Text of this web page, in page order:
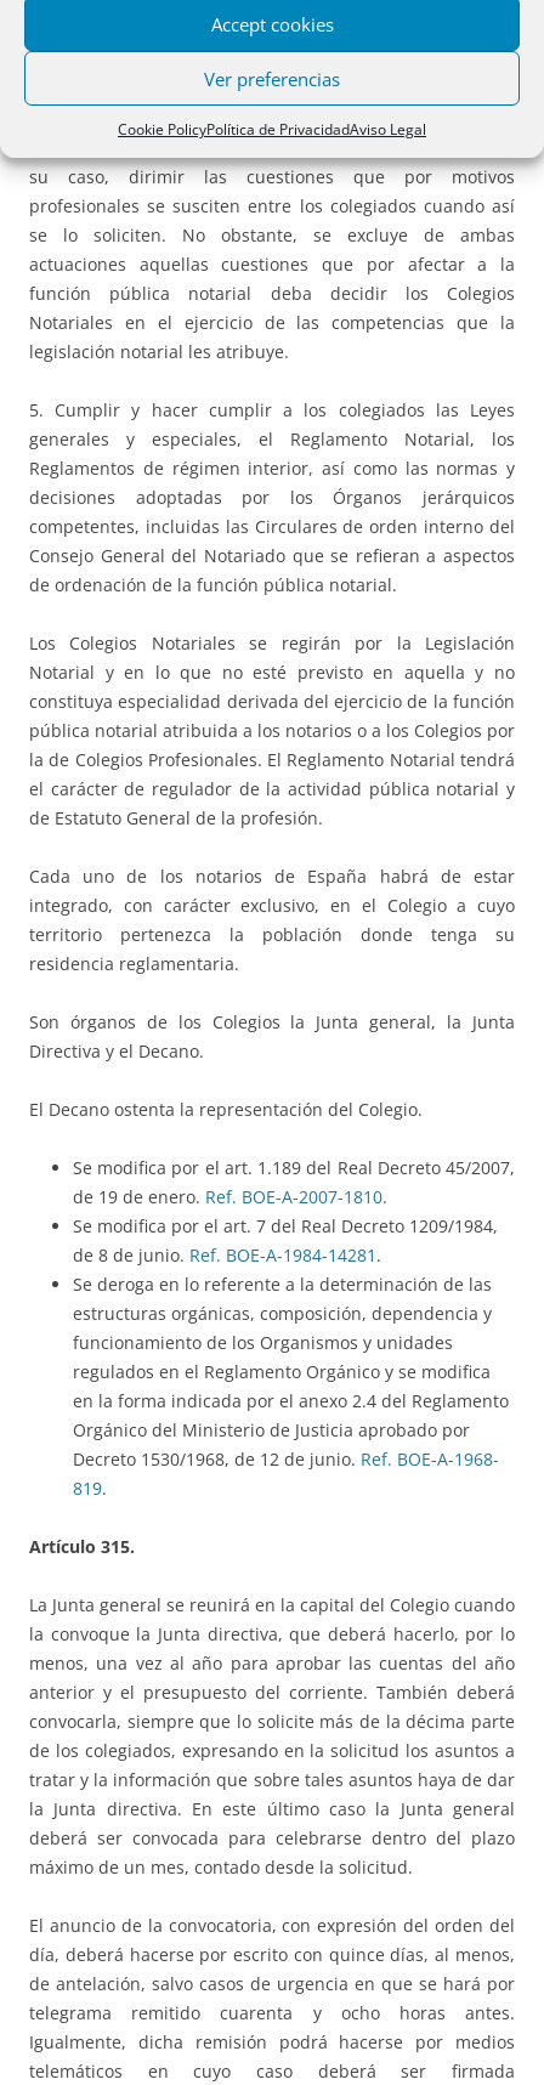
Accept cookies
Ver preferencias
Cookie PolicyPolítica de PrivacidadAviso Legal
3. Adoptar las medidas conducentes a evitar el intrusismo
su caso, dirimir las cuestiones que por motivos
profesionales se susciten entre los colegiados cuando así
se lo soliciten. No obstante, se excluye de ambas
actuaciones aquellas cuestiones que por afectar a la
función pública notarial deba decidir los Colegios
Notariales en el ejercicio de las competencias que la
legislación notarial les atribuye.
5. Cumplir y hacer cumplir a los colegiados las Leyes
generales y especiales, el Reglamento Notarial, los
Reglamentos de régimen interior, así como las normas y
decisiones adoptadas por los Órganos jerárquicos
competentes, incluidas las Circulares de orden interno del
Consejo General del Notariado que se refieran a aspectos
de ordenación de la función pública notarial.
Los Colegios Notariales se regirán por la Legislación
Notarial y en lo que no esté previsto en aquella y no
constituya especialidad derivada del ejercicio de la función
pública notarial atribuida a los notarios o a los Colegios por
la de Colegios Profesionales. El Reglamento Notarial tendrá
el carácter de regulador de la actividad pública notarial y
de Estatuto General de la profesión.
Cada uno de los notarios de España habrá de estar
integrado, con carácter exclusivo, en el Colegio a cuyo
territorio pertenezca la población donde tenga su
residencia reglamentaria.
Son órganos de los Colegios la Junta general, la Junta
Directiva y el Decano.
El Decano ostenta la representación del Colegio.
Se modifica por el art. 1.189 del Real Decreto 45/2007,
de 19 de enero. Ref. BOE-A-2007-1810.
Se modifica por el art. 7 del Real Decreto 1209/1984,
de 8 de junio. Ref. BOE-A-1984-14281 .
Se deroga en lo referente a la determinación de las
estructuras orgánicas, composición, dependencia y
funcionamiento de los Organismos y unidades
regulados en el Reglamento Orgánico y se modifica
en la forma indicada por el anexo 2.4 del Reglamento
Orgánico del Ministerio de Justicia aprobado por
Decreto 1530/1968, de 12 de junio. Ref. BOE-A-1968-
819.
Artículo 315.
La Junta general se reunirá en la capital del Colegio cuando
la convoque la Junta directiva, que deberá hacerlo, por lo
menos, una vez al año para aprobar las cuentas del año
anterior y el presupuesto del corriente. También deberá
convocarla, siempre que lo solicite más de la décima parte
de los colegiados, expresando en la solicitud los asuntos a
tratar y la información que sobre tales asuntos haya de dar
la Junta directiva. En este último caso la Junta general
deberá ser convocada para celebrarse dentro del plazo
máximo de un mes, contado desde la solicitud.
El anuncio de la convocatoria, con expresión del orden del
día, deberá hacerse por escrito con quince días, al menos,
de antelación, salvo casos de urgencia en que se hará por
telegrama remitido cuarenta y ocho horas antes.
Igualmente, dicha remisión podrá hacerse por medios
telemáticos en cuyo caso deberá ser firmada